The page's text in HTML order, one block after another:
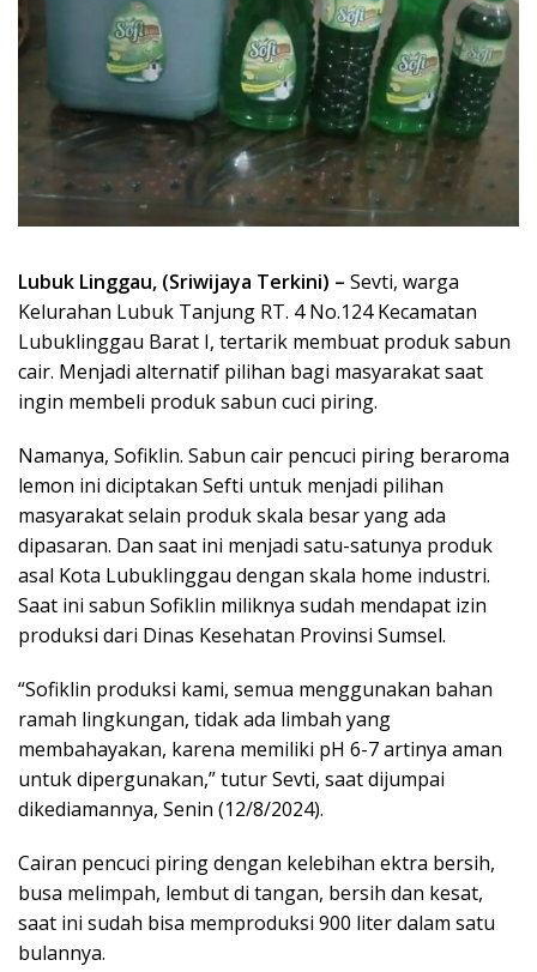
Lubuk Linggau, (Sriwijaya Terkini) – Sevti, warga
Kelurahan Lubuk Tanjung RT. 4 No.124 Kecamatan
Lubuklinggau Barat I, tertarik membuat produk sabun
cair. Menjadi alternatif pilihan bagi masyarakat saat
ingin membeli produk sabun cuci piring.
Namanya, Sofiklin. Sabun cair pencuci piring beraroma
lemon ini diciptakan Sefti untuk menjadi pilihan
masyarakat selain produk skala besar yang ada
dipasaran. Dan saat ini menjadi satu-satunya produk
asal Kota Lubuklinggau dengan skala home industri.
Saat ini sabun Sofiklin miliknya sudah mendapat izin
produksi dari Dinas Kesehatan Provinsi Sumsel.
“Sofiklin produksi kami, semua menggunakan bahan
ramah lingkungan, tidak ada limbah yang
membahayakan, karena memiliki pH 6-7 artinya aman
untuk dipergunakan,” tutur Sevti, saat dijumpai
dikediamannya, Senin (12/8/2024).
Cairan pencuci piring dengan kelebihan ektra bersih,
busa melimpah, lembut di tangan, bersih dan kesat,
saat ini sudah bisa memproduksi 900 liter dalam satu
bulannya.